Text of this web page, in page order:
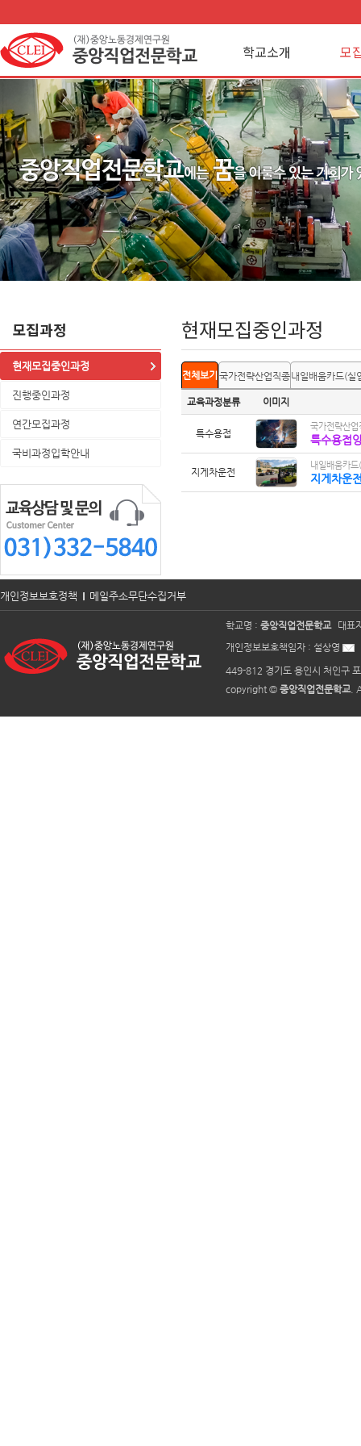
학교소개 모
모집과정
현재모집중인과정
진행중인과정
연간모집과정
국비과정입학안내
현재모집중인과정
전체보기
교육과정분류 이미지
특수용접
국가전략산
특수용접
지게차운전
내일배움카
지게차운
국가전략산업직종내일배움카드(실
개인정보보호정책 메일주소무단수집거부
학교명 : 중앙직업전문학교
대표
개인정보보호책임자 : 설상영
449-812 경기도 용인시 처인구
copyright © 중앙직업전문학교.